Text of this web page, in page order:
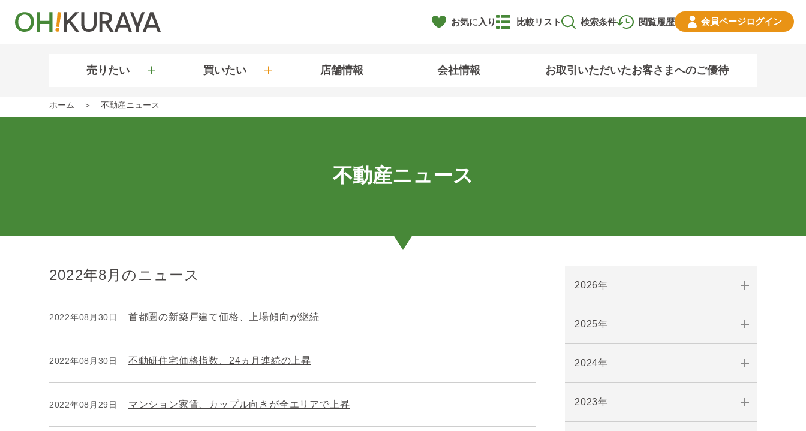
お気に入り 閲覧履歴
比較リスト 検索条件 会員ページログイン
売りたい 買いたい 店舗情報 会社情報 お取引いただいたお客さまへのご優待
ホーム 不動産ニュース
不動産ニュース
2022年8月のニュース
2022年08月30日 首都圏の新築戸建て価格、上場傾向が継続
2022年08月30日 不動研住宅価格指数、24ヵ月連続の上昇
2022年08月29日 マンション家賃、カップル向きが全エリアで上昇
2026年
2025年
2024年
2023年